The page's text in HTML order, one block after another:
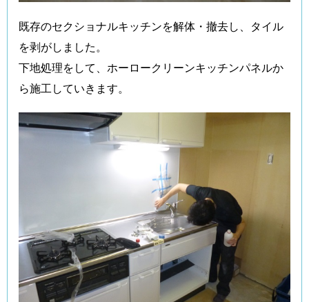
既存のセクショナルキッチンを解体・撤去し、タイル
を剥がしました。
下地処理をして、ホーロークリーンキッチンパネルか
ら施工していきます。